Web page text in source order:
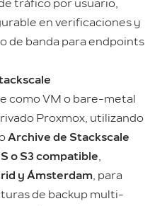
tráfico por usuario,
en verificaciones y
de banda para endpoints
como VM o bare-metal
Proxmox, utilizando
Archive de Stackscale
o S3 compatible
y Ámsterdam , para
de backup multi-